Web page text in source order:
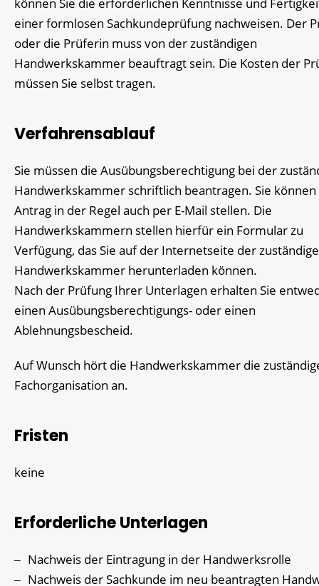
können Sie die erforderlichen Kenntnisse und
einer formlosen Sachkundeprüfung nachweisen. Der
oder die Prüferin muss von der zuständigen
Handwerkskammer beauftragt sein. Die Kosten der
müssen Sie selbst tragen.
Verfahrensablauf
Sie müssen die Ausübungsberechtigung bei der
Handwerkskammer schriftlich beantragen. Sie
Antrag in der Regel auch per E-Mail stellen. Die
Handwerkskammern stellen hierfür ein Formular zu
Verfügung, das Sie auf der Internetseite der
Handwerkskammer herunterladen können.
Nach der Prüfung Ihrer Unterlagen erhalten Sie
einen Ausübungsberechtigungs- oder einen
Ablehnungsbescheid.
Auf Wunsch hört die Handwerkskammer die
Fachorganisation an.
Fristen
keine
Erforderliche Unterlagen
Nachweis der Eintragung in der Handwerksrolle
Nachweis der Sachkunde im neu beantragten